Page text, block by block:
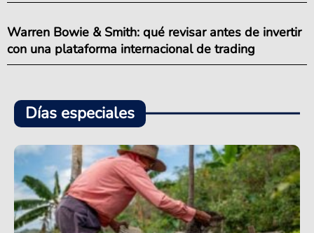
Warren Bowie & Smith: qué revisar antes de invertir
con una plataforma internacional de trading
Días especiales